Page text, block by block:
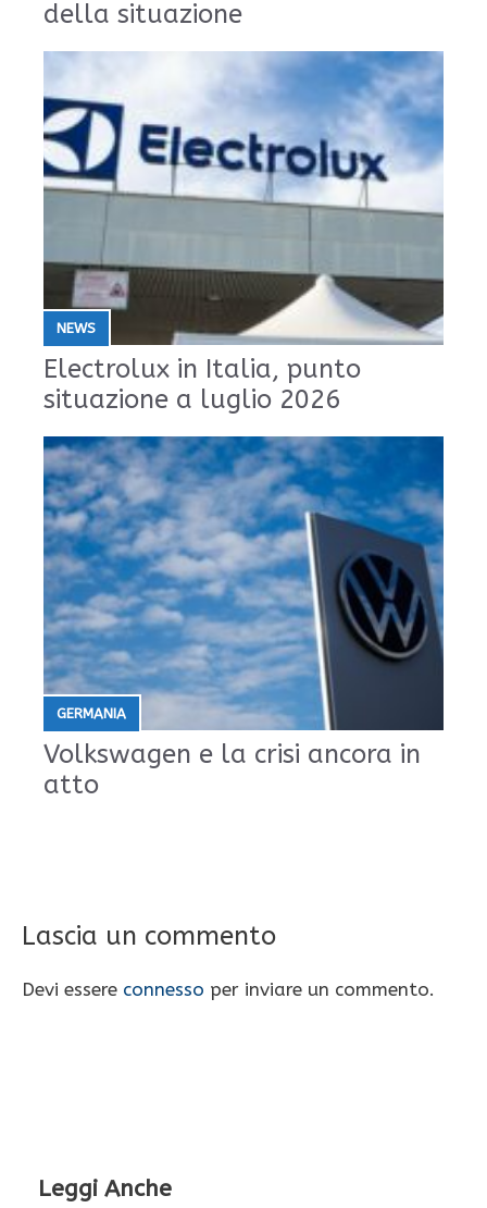
della situazione
NEWS
Electrolux in Italia, punto
situazione a luglio 2026
GERMANIA
Volkswagen e la crisi ancora in
atto
Lascia un commento
Devi essere connesso per inviare un commento.
Leggi Anche